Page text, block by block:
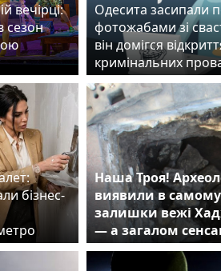
вечірці:
сезон
Одесита засипали
фотожабами зі
він домігся
кримінальних
бізнес-
Наша Троя!
виявили в
залишки вежі
— а загалом